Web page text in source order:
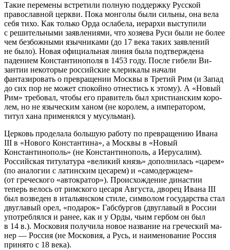
Такие перемены встретили пол­ную поддержку Русской
православ­ной церкви. Пока монголы были сильны, она вела
себя тихо. Как только Орда ослабела, иерархи вы­ступили
с решительными заявления­ми, что хозяева Руси были не более
чем безбожными язычниками (до 17 века таких заявлений
не было). Но­вая официальная линия была под­тверждена
падением Константино­поля в 1453 году. После гибели Ви­
зантии некоторые российские клери­калы начали
фантазировать о превращении Москвы в Третий Рим (и Запад
до сих пор не может спокойно отнестись к этому). А «Новый
Рим» требовал, чтобы его правитель был христианским коро­
лем, но не языческим ханом (не королем, а императором,
титул хана применялся у мусульман).
Церковь проделала большую ра­боту по превращению Ивана
III в «Нового Константина», а Москвы в «Новый
Константинополь» (не Константинополь, а Иерусалим).
Россий­ская титулатура «великий князь» до­полнилась «царем»
(по аналогии с латинским цесарем) и «самодерж­цем»
(от греческого «автократор»). Происхождение династии
теперь ве­лось от римского цесаря Августа, дворец Ивана III
был возведен в итальянском стиле, символом госу­дарства стал
двуглавый орел, «пода­рок» Габсбургов (двуглавый в России
употреблялся и ранее, как и у Орды, чьим гербом он был
в 14 в.). Московия получи­ла новое название на греческий ма­
нер — Россия (не Московия, а Русь, и наименование Россия
принято с 18 века).